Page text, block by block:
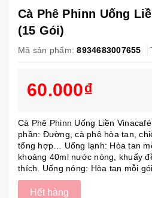
Cà Phê Phinn Uống
(15 Gói)
Mã sản phẩm: 8934683007655
60.000₫
Cà Phê Phinn Uống Liền
phần: Đường, cà phê hòa tan,
tổng hợp… Uống lạnh: Hòa tan
khoảng 40ml nước nóng, khuấy
thích. Uống nóng: Hòa tan mỗi
Hết hàng